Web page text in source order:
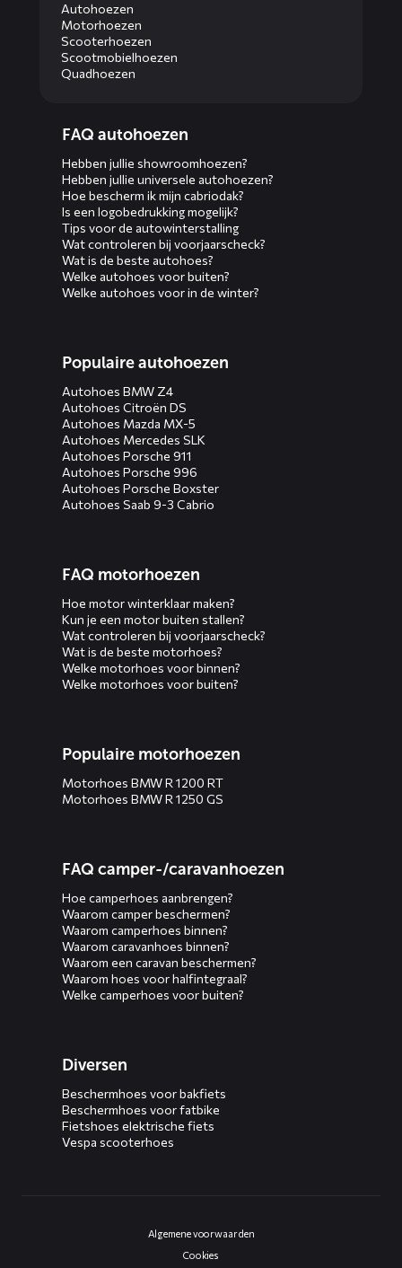
Autohoezen
Motorhoezen
Scooterhoezen
Scootmobielhoezen
Quadhoezen
menusFAQ autohoezen
Hebben jullie showroomhoezen?
Hebben jullie universele autohoezen?
Hoe bescherm ik mijn cabriodak?
Is een logobedrukking mogelijk?
Tips voor de autowinterstalling
Wat controleren bij voorjaarscheck?
Wat is de beste autohoes?
Welke autohoes voor buiten?
Welke autohoes voor in de winter?
Populaire autohoezen
Autohoes BMW Z4
Autohoes Citroën DS
Autohoes Mazda MX-5
Autohoes Mercedes SLK
Autohoes Porsche 911
Autohoes Porsche 996
Autohoes Porsche Boxster
Autohoes Saab 9-3 Cabrio
FAQ motorhoezen
Hoe motor winterklaar maken?
Kun je een motor buiten stallen?
Wat controleren bij voorjaarscheck?
Wat is de beste motorhoes?
Welke motorhoes voor binnen?
Welke motorhoes voor buiten?
Populaire motorhoezen
Motorhoes BMW R 1200 RT
Motorhoes BMW R 1250 GS
FAQ camper-/caravanhoezen
Hoe camperhoes aanbrengen?
Waarom camper beschermen?
Waarom camperhoes binnen?
Waarom caravanhoes binnen?
Waarom een caravan beschermen?
Waarom hoes voor halfintegraal?
Welke camperhoes voor buiten?
Diversen
Beschermhoes voor bakfiets
Beschermhoes voor fatbike
Fietshoes elektrische fiets
Vespa scooterhoes
Algemene voorwaarden
Cookies